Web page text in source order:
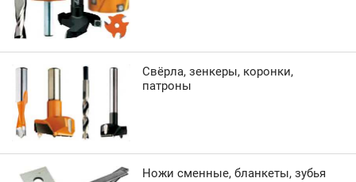
Свёрла, зенкеры, коронки,
патроны
Ножи сменные, бланкеты, зубья